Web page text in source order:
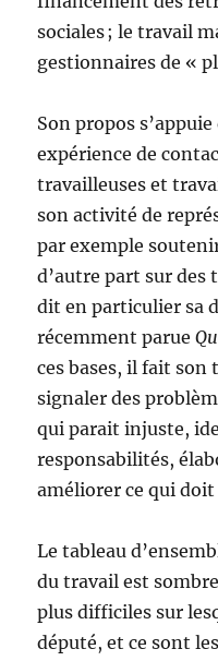
sociales ; le travail
gestionnaires de «
Son propos
expérience de
travailleuses et
son activité de
par exemple
d’autre part sur des
dit en particulier sa
récemment parue
ces bases, il fait
signaler des
qui parait injuste,
responsabilités,
améliorer ce qui doit
Le tableau
du travail est
plus difficiles sur
député, et ce sont